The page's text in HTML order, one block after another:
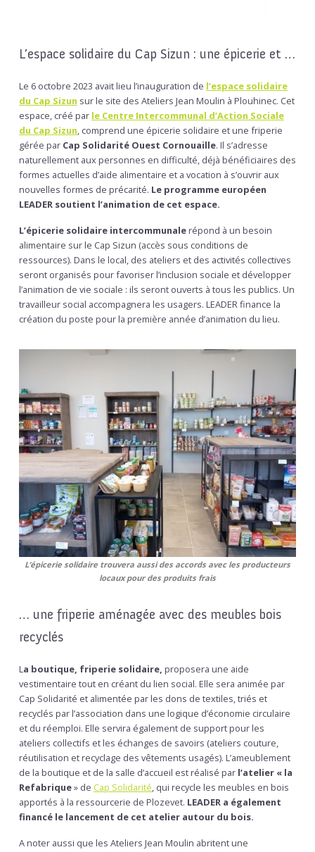
L’espace solidaire du Cap Sizun : une épicerie et …
Le 6 octobre 2023 avait lieu l’inauguration de l’espace solidaire
du Cap Sizun sur le site des Ateliers Jean Moulin à Plouhinec. Cet
espace, créé par le Centre Intercommunal d’Action Sociale
du Cap Sizun, comprend une épicerie solidaire et une friperie
gérée par Cap Solidarité Ouest Cornouaille. Il s’adresse
naturellement aux personnes en difficulté, déjà bénéficiaires des
formes actuelles d’aide alimentaire et a vocation à s’ouvrir aux
nouvelles formes de précarité. Le programme européen
LEADER soutient l’animation de cet espace.
L’épicerie solidaire intercommunale répond à un besoin
alimentaire sur le Cap Sizun (accès sous conditions de
ressources). Dans le local, des ateliers et des activités collectives
seront organisés pour favoriser l’inclusion sociale et développer
l’animation de vie sociale : ils seront ouverts à tous les publics. Un
travailleur social accompagnera les usagers. LEADER finance la
création du poste pour la première année d’animation du lieu.
L’épicerie solidaire trouvera aussi des accords avec les producteurs
locaux pour des produits frais
… une friperie aménagée avec des meubles bois
recyclés
La boutique, friperie solidaire, proposera une aide
vestimentaire tout en créant du lien social. Elle sera animée par
Cap Solidarité et alimentée par les dons de textiles, triés et
recyclés par l’association dans une logique d’économie circulaire
et du réemploi. Elle servira également de support pour les
ateliers collectifs et les échanges de savoirs (ateliers couture,
réutilisation et recyclage des vêtements usagés). L’ameublement
de la boutique et de la salle d’accueil est réalisé par l’atelier « la
Refabrique» de Cap Solidarité, qui recycle les meubles en bois
apportés à la ressourcerie de Plozevet. LEADER a également
financé le lancement de cet atelier autour du bois.
A noter aussi que les Ateliers Jean Moulin abritent une